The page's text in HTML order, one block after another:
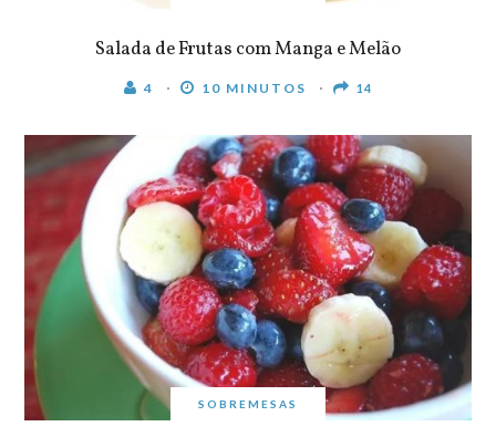
Salada de Frutas com Manga e Melão
4 10 MINUTOS 14
SOBREMESAS